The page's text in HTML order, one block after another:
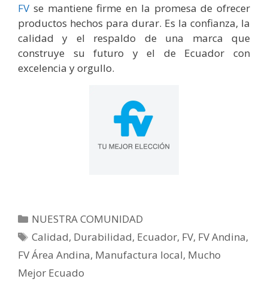
FV se mantiene firme en la promesa de ofrecer
productos hechos para durar. Es la confianza, la
calidad y el respaldo de una marca que
construye su futuro y el de Ecuador con
excelencia y orgullo.
NUESTRA COMUNIDAD
Calidad, Durabilidad, Ecuador, FV, FV Andina,
FV Área Andina, Manufactura local, Mucho
Mejor Ecuado